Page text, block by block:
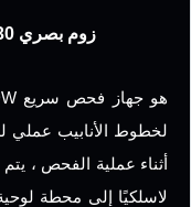
زوم بصري 30 × يكشف حتى أصغر الأخطاء
لخطوط الأنابيب عملي
أثناء عملية الفحص ،
لاسلكيًا إلى محطة